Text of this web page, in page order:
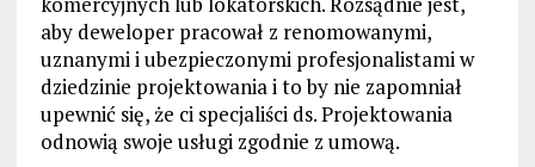
aby deweloper pracował z renomowanymi,
uznanymi i ubezpieczonymi profesjonalistami w
dziedzinie projektowania i to by nie zapomniał
upewnić się, że ci specjaliści ds. Projektowania
odnowią swoje usługi zgodnie z umową.